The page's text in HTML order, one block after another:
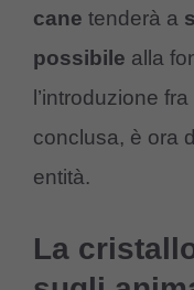
cane tenderà a
possibile alla
l’introduzione
conclusa, è ora
entità.
La